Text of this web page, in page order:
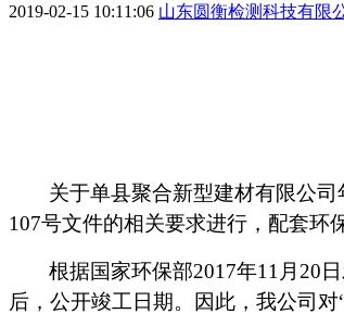
2019-02-15 10:11:06 山东圆衡检测科技有限
关于单县聚合新型建材有限公司
107号文件的相关要求进行，配套环
根据国家环保部2017年11月20
后，公开竣工日期。因此，我公司对